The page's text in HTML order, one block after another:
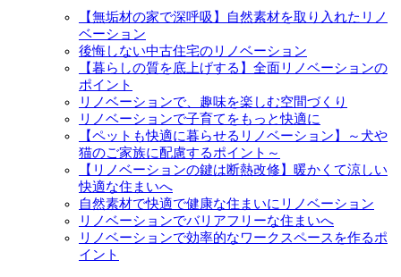
【無垢材の家で深呼吸】自然素材を取り入れたリノ
ベーション
後悔しない中古住宅のリノベーション
【暮らしの質を底上げする】全面リノベーションの
ポイント
リノベーションで、趣味を楽しむ空間づくり
リノベーションで子育てをもっと快適に
【ペットも快適に暮らせるリノベーション】～犬や
猫のご家族に配慮するポイント～
【リノベーションの鍵は断熱改修】暖かくて涼しい
快適な住まいへ
自然素材で快適で健康な住まいにリノベーション
リノベーションでバリアフリーな住まいへ
リノベーションで効率的なワークスペースを作るポ
イント